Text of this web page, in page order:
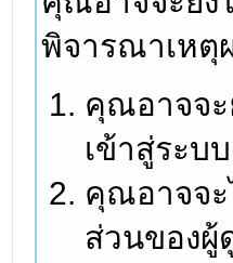
พิจารณาเหตุ
คุณอาจจะ
เข้าสู่ระบ
คุณอาจจ
ส่วนของ